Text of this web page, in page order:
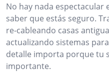
No hay nada
saber que estás seguro.
re-cableando casas
actualizando sistemas
detalle importa porque tu
importante.